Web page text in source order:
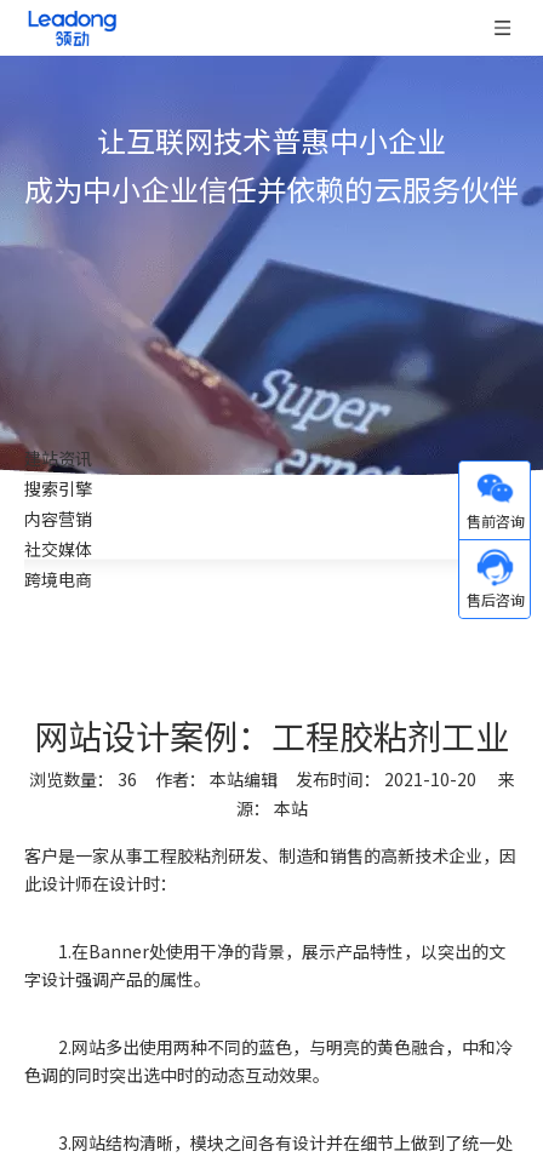
让互联网技术普惠中小企业
成为中小企业信任并依赖的云服务伙伴
建站资讯
搜索引擎
内容营销
社交媒体
跨境电商
网站设计案例：工程胶粘剂工业
浏览数量： 36 作者： 本站编辑 发布时间： 2021-10-20 来
源： 本站
["wechat","weibo","qzone","douban","email"]
客户是一家从事工程胶粘剂研发、制造和销售的高新技术企业，因
此设计师在设计时：
1.在Banner处使用干净的背景，展示产品特性，以突出的文
字设计强调产品的属性。
2.网站多出使用两种不同的蓝色，与明亮的黄色融合，中和冷
色调的同时突出选中时的动态互动效果。
3.网站结构清晰，模块之间各有设计并在细节上做到了统一处
微信